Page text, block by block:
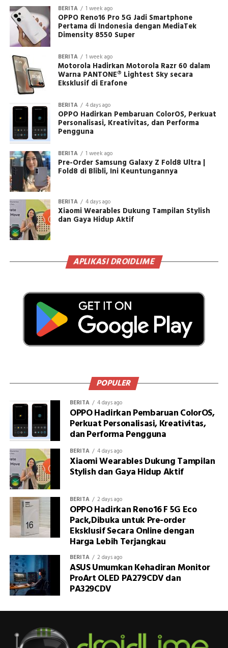
BERITA 1 week ago
OPPO Reno16 Pro 5G Jadi Smartphone
Pertama di Indonesia dengan MediaTek
Dimensity 8550 Super
BERITA 1 week ago
Motorola Hadirkan Motorola Razr 60 dalam
Warna PANTONE® Lightest Sky secara
Eksklusif di Erafone
BERITA 4 days ago
OPPO Hadirkan Pembaruan ColorOS, Perkuat
Personalisasi, Kreativitas, dan Performa
Pengguna
BERITA 1 week ago
Pre-Order Samsung Galaxy Z Fold8 Ultra |
Fold8 di Blibli, Ini Keuntungannya
BERITA 4 days ago
Xiaomi Wearables Dukung Tampilan Stylish
dan Gaya Hidup Aktif
APLIKASI DROIDLIME
POPULER
BERITA 4 days ago
OPPO Hadirkan Pembaruan ColorOS,
Perkuat Personalisasi, Kreativitas,
dan Performa Pengguna
BERITA 4 days ago
Xiaomi Wearables Dukung Tampilan
Stylish dan Gaya Hidup Aktif
BERITA 2 days ago
OPPO Hadirkan Reno16 F 5G Eco
Pack,Dibuka untuk Pre-order
Eksklusif Secara Online dengan
Harga Lebih Terjangkau
BERITA 2 days ago
ASUS Umumkan Kehadiran Monitor
ProArt OLED PA279CDV dan
PA329CDV